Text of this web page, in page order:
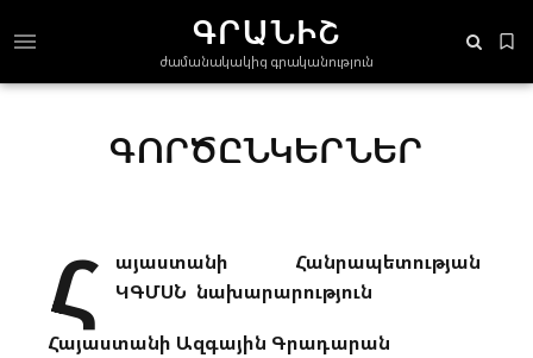
ԳՐԱՆԻՇ
ժամանակակից գրականություն
ԳՈՐԾԸՆԿԵՐՆԵՐ
Հ
այաստանի Հանրապետության
ԿԳՄՍՆ նախարարություն
Հայաստանի Ազգային Գրադարան